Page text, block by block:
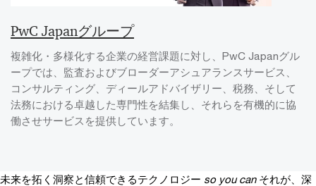
PwC Japanグループ
複雑化・多様化する企業の経営課題に対し、PwC Japanグル
ープでは、監査およびブローダーアシュアランスサービス、
コンサルティング、ディールアドバイザリー、税務、そして
法務における卓越した専門性を結集し、それらを有機的に協
働させサービスを提供しています。
未来を拓く洞察と信頼できるテクノロジー so you can それが、深